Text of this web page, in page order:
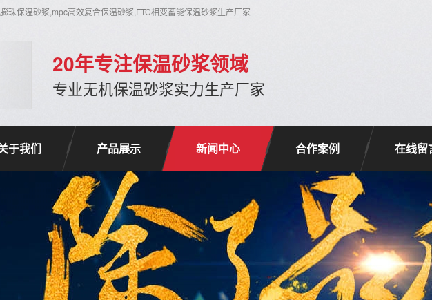
珠保温砂浆,mpc高效复合保温砂浆,FTC相变蓄能保温砂浆生产厂家
20年专注保温砂浆领域
专业无机保温砂浆实力生产厂家
于我们 产品展示 新闻中心 合作案例 在线留